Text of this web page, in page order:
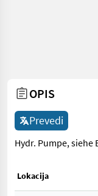
OPIS
Prevedi
Hydr. Pumpe, siehe
Lokacija